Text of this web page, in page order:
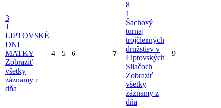
3
1
LIPTOVSKÉ
DNI
MATKY
Zobraziť
všetky
záznamy z
dňa
4 5 6 7
8
1
Šachový
turnaj
trojčlenných
družstiev v
Liptovských
Sliačoch
Zobraziť
všetky
záznamy z
dňa
9